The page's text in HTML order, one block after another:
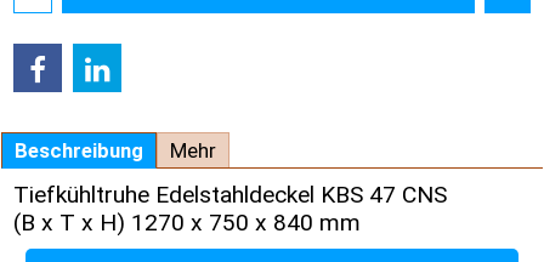
Beschreibung Mehr
Tiefkühltruhe Edelstahldeckel KBS 47 CNS
(B x T x H) 1270 x 750 x 840 mm